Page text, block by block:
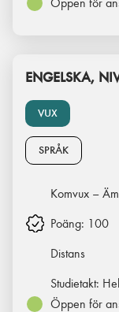
VUX
ENGELSKA,
SPRÅK
Komvux –
Poäng: 100
Distans
Studietakt:
Öppen för